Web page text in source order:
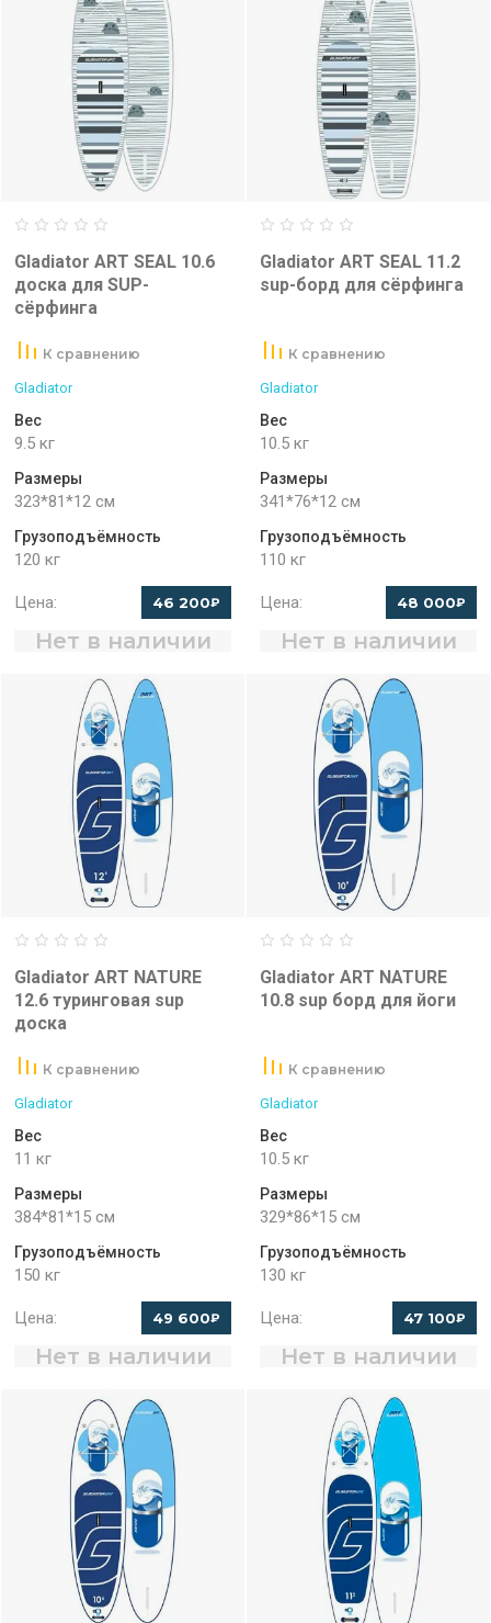
Gladiator ART SEAL 10.6
доска для SUP-
сёрфинга
К сравнению
Gladiator
Вес
9.5 кг
Размеры
323*81*12 см
Грузоподъёмность
120 кг
Цена: 46 200₽
Нет в наличии
Gladiator ART SEAL 11.2
sup-борд для сёрфинга
К сравнению
Gladiator
Вес
10.5 кг
Размеры
341*76*12 см
Грузоподъёмность
110 кг
Цена: 48 000₽
Нет в наличии
Gladiator ART NATURE
12.6 туринговая sup
доска
К сравнению
Gladiator
Вес
11 кг
Размеры
384*81*15 см
Грузоподъёмность
150 кг
Цена: 49 600₽
Нет в наличии
Gladiator ART NATURE
10.8 sup борд для йоги
К сравнению
Gladiator
Вес
10.5 кг
Размеры
329*86*15 см
Грузоподъёмность
130 кг
Цена: 47 100₽
Нет в наличии